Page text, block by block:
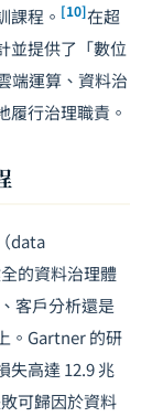
課程。 [10]在超
並提供了「數位
端運算、資料治
履行治理職責。
data
的資料治理體
客戶分析還是
。Gartner 的研
失高達 12.9 兆
可歸因於資料